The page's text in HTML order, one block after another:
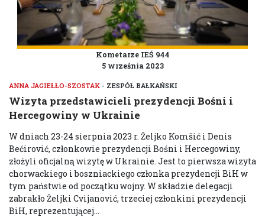
Kometarze IEŚ 944
5 września 2023
ANNA JAGIEŁŁO-SZOSTAK - ZESPÓŁ BAŁKAŃSKI
Wizyta przedstawicieli prezydencji Bośni i
Hercegowiny w Ukrainie
W dniach 23-24 sierpnia 2023 r. Željko Komšić i Denis
Bećirović, członkowie prezydencji Bośni i Hercegowiny,
złożyli oficjalną wizytę w Ukrainie. Jest to pierwsza wizyta
chorwackiego i boszniackiego członka prezydencji BiH w
tym państwie od początku wojny. W składzie delegacji
zabrakło Željki Cvijanović, trzeciej członkini prezydencji
BiH, reprezentującej...